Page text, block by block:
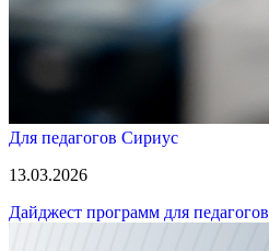
Для педагогов Сириус
13.03.2026
Дайджест программ для педагогов